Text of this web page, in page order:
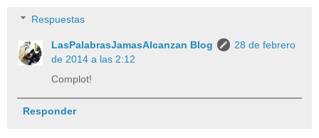
Respuestas
LasPalabrasJamasAlcanzan Blog
28 de febrero
de 2014 a las 2:12
Complot!
Responder